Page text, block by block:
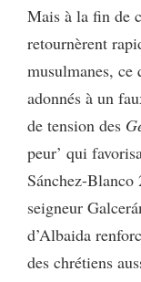
Mais à la fin de
retournèrent
musulmanes, ce
adonnés à un
de tension des
peur’ qui
Sánchez-
seigneur
d’Albaida
des chrétiens